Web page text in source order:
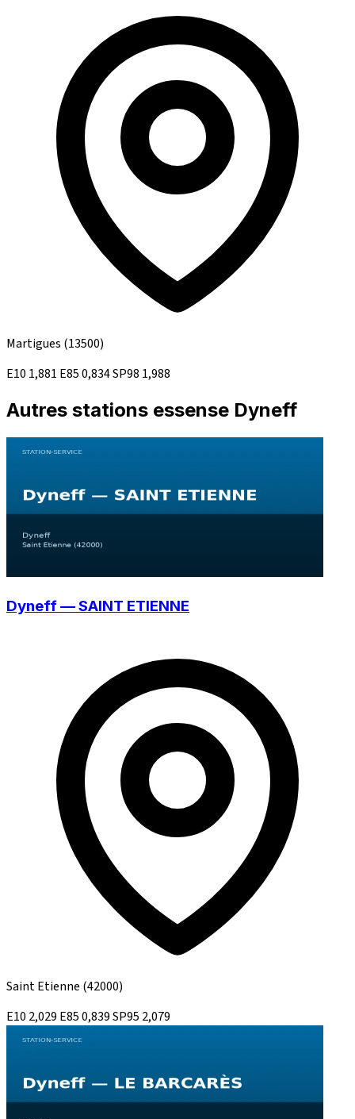
Martigues (13500)
E10 1,881 E850,834SP98 1,988
Autres stations essense Dyneff
Dyneff — SAINT ETIENNE
Saint Etienne (42000)
E10 2,029 E850,839SP95 2,079